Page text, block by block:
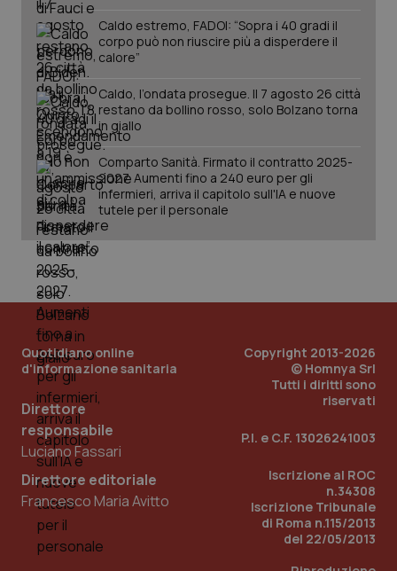
Caldo estremo, FADOI: “Sopra i 40 gradi il
corpo può non riuscire più a disperdere il
calore”
Caldo, l’ondata prosegue. Il 7 agosto 26 città
restano da bollino rosso, solo Bolzano torna
in giallo
Comparto Sanità. Firmato il contratto 2025-
2027. Aumenti fino a 240 euro per gli
infermieri, arriva il capitolo sull'IA e nuove
tutele per il personale
Quotidiano online
d'informazione sanitaria
Direttore
responsabile
Luciano Fassari
Direttore editoriale
Francesco Maria Avitto
Copyright 2013-2026
© Homnya Srl
Tutti i diritti sono
riservati
P.I. e C.F. 13026241003
Iscrizione al ROC
n.34308
Iscrizione Tribunale
di Roma n.115/2013
del 22/05/2013
_ga
Google LLC
.quotidianosanita.it
PHPSESSID
PHP.net
www.quotidianosanita.it